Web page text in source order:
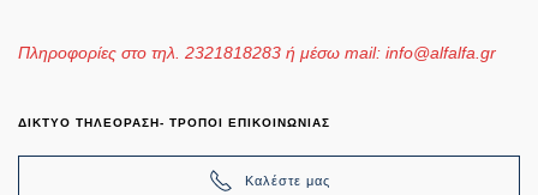
Πληροφορίες στο τηλ. 2321818283 ή μέσω mail: info@alfalfa.gr
ΔΙΚΤΥΟ ΤΗΛΕΟΡΑΣΗ- ΤΡΟΠΟΙ ΕΠΙΚΟΙΝΩΝΙΑΣ
Καλέστε μας